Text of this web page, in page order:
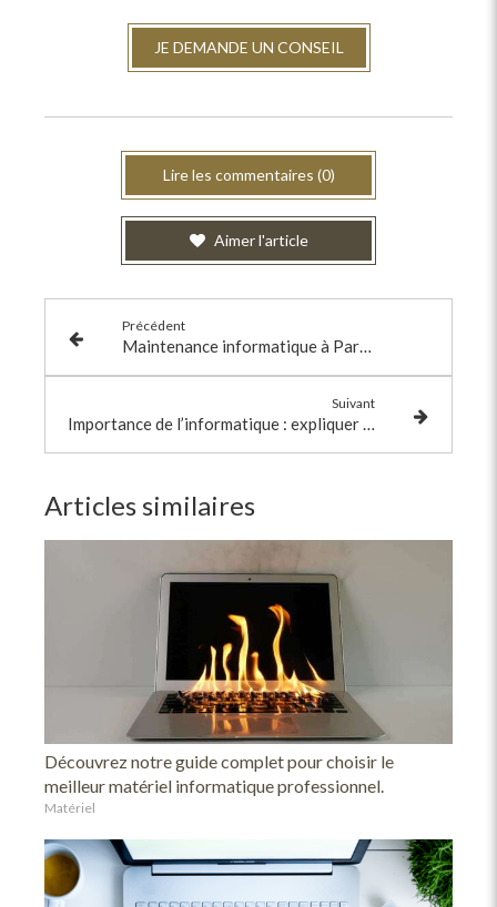
JE DEMANDE UN CONSEIL
Lire les commentaires (0)
Aimer l'article
Précédent
Maintenance informatique à Paris : garantir la performance de vos systèmes
Suivant
Importance de l’informatique : expliquer pour mieux comprendre
Articles similaires
Découvrez notre guide complet pour choisir le
meilleur matériel informatique professionnel.
Matériel